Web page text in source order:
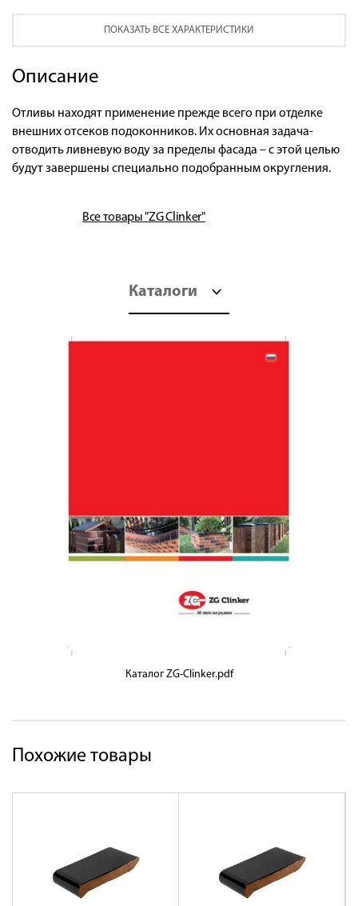
ПОКАЗАТЬ ВСЕ ХАРАКТЕРИСТИКИ
Описание
Отливы находят применение прежде всего при отделке
внешних отсеков подоконников. Их основная задача-
отводить ливневую воду за пределы фасада – с этой целью
будут завершены специально подобранным округления.
Все товары "ZG Clinker"
Каталоги
Каталог ZG-Clinker.pdf
Похожие товары